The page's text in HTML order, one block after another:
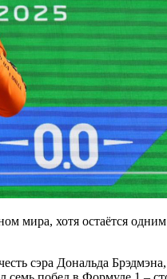
мира, хотя остаётся
сэра Дональда